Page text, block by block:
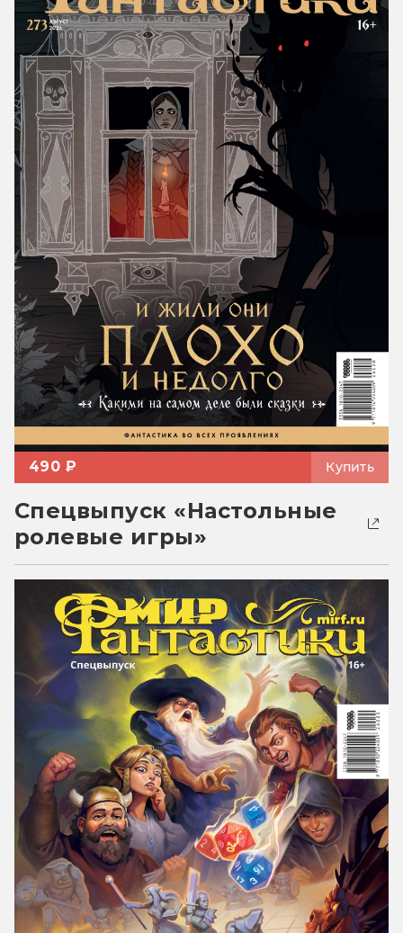
490 ₽ Купить
Спецвыпуск «Настольные
ролевые игры»